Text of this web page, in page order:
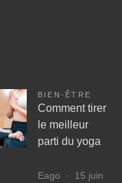
BIEN-ÊTRE
Comment tirer
le meilleur
parti du yoga
Eago
15 juin